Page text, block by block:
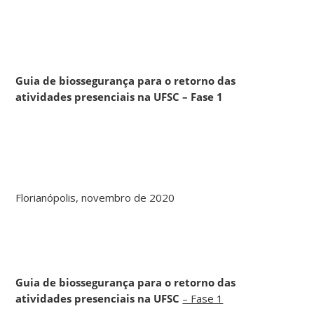
Guia de biossegurança para o retorno das
atividades presenciais na UFSC – Fase 1
Florianópolis, novembro de 2020
Guia de biossegurança para o retorno das
atividades presenciais na UFSC – Fase 1